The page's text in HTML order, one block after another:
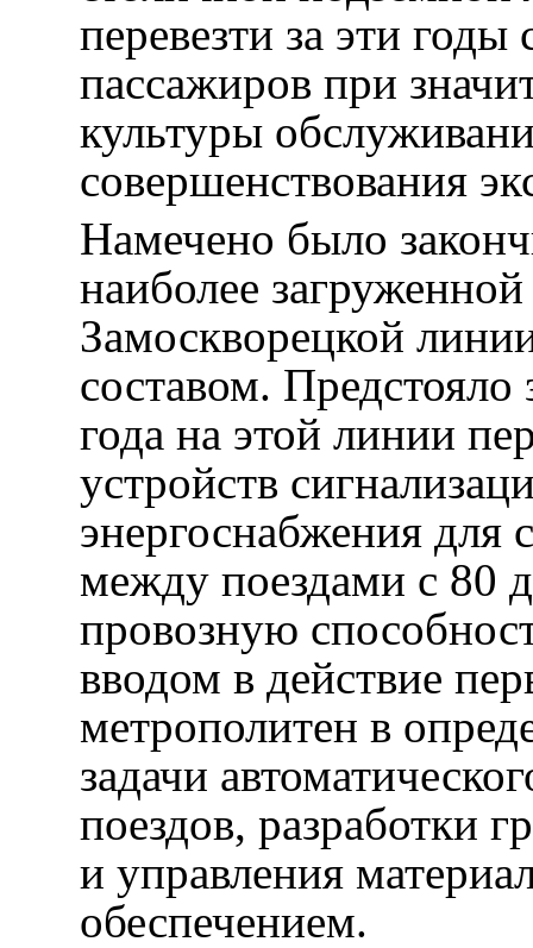
перевезти за эти
пассажиров при
культуры
совершенствования
Намечено было
наиболее
Замоскворецкой
составом.
года на этой линии
устройств
энергоснабжения для
между поездами с 80
провозную
вводом в действие
метрополитен в
задачи
поездов, разработки
и управления
обеспечением.